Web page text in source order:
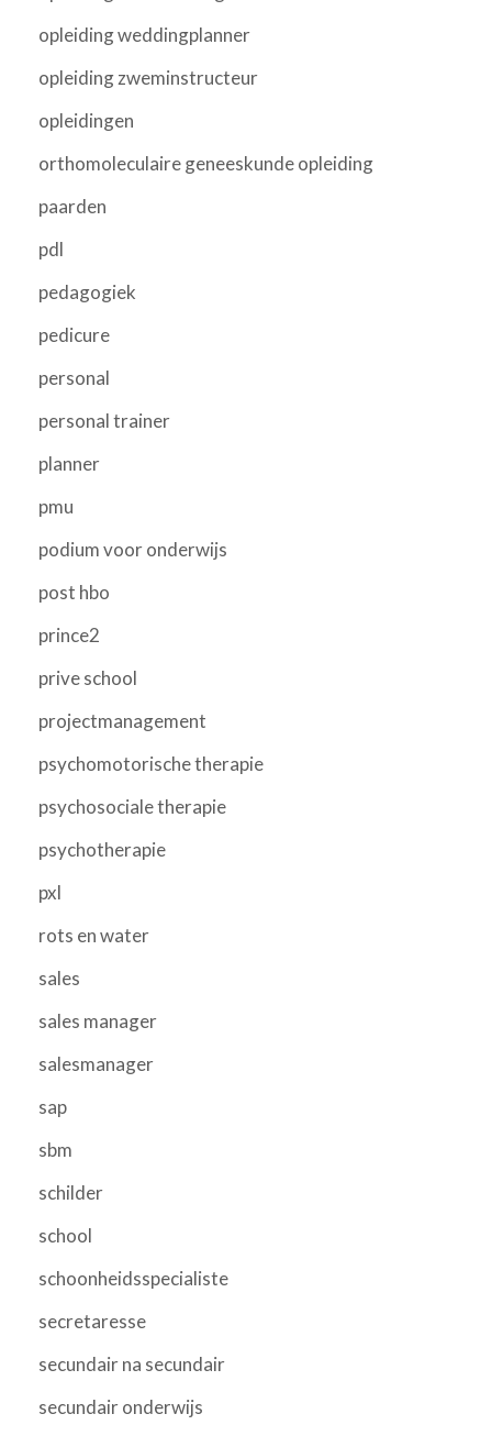
opleiding weddingplanner
opleiding zweminstructeur
opleidingen
orthomoleculaire geneeskunde opleiding
paarden
pdl
pedagogiek
pedicure
personal
personal trainer
planner
pmu
podium voor onderwijs
post hbo
prince2
prive school
projectmanagement
psychomotorische therapie
psychosociale therapie
psychotherapie
pxl
rots en water
sales
sales manager
salesmanager
sap
sbm
schilder
school
schoonheidsspecialiste
secretaresse
secundair na secundair
secundair onderwijs